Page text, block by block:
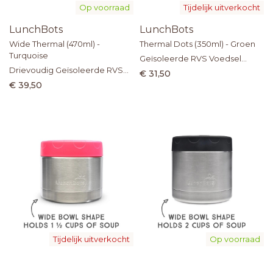
Op voorraad
LunchBots
Wide Thermal (470ml) -
Turquoise
Drievoudig Geïsoleerde RVS
Voedselthermos
€ 39,50
Tijdelijk uitverkocht
LunchBots
Thermal Dots (350ml) - Groen
Geïsoleerde RVS Voedsel
Thermos
€ 31,50
Tijdelijk uitverkocht Op voorraad